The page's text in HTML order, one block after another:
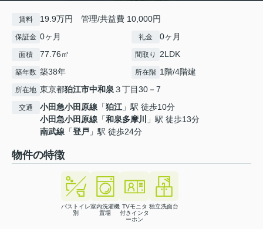
賃料 19.9万円 管理/共益費 10,000円
保証金 0ヶ月 礼金 0ヶ月
面積 77.76㎡ 間取り 2LDK
築年数 築38年 所在階 1階/4階建
所在地 東京都狛江市中和泉３丁目30－7
交通 小田急小田原線 「狛江」駅 徒歩10分
小田急小田原線 「和泉多摩川
」駅 徒歩13分
南武線 「登戸 」駅 徒歩24分
物件の特徴
バストイレ
別
室内洗濯機
置場
TVモニタ
付きインタ
ーホン
独立洗面台